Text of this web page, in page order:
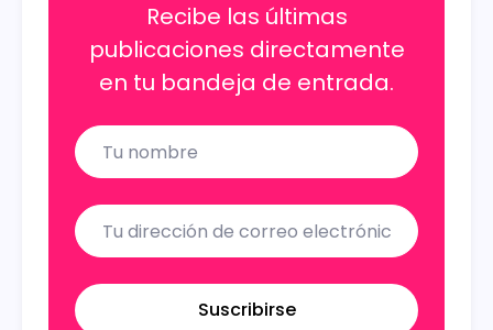
Recibe las últimas
publicaciones directamente
en tu bandeja de entrada.
Name
Email
Suscribirse